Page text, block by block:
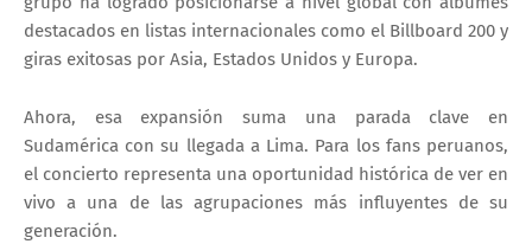
destacados en listas internacionales como el Billboard 200 y
giras exitosas por Asia, Estados Unidos y Europa.
Ahora, esa expansión suma una parada clave en
Sudamérica con su llegada a Lima. Para los fans peruanos,
el concierto representa una oportunidad histórica de ver en
vivo a una de las agrupaciones más influyentes de su
generación.